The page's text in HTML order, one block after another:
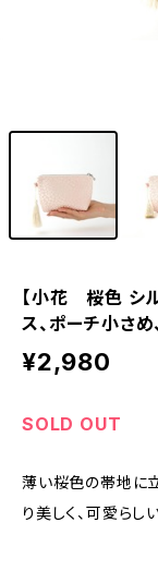
【小花 桜色 シ
ス、ポーチ小さめ
¥2,980
SOLD OUT
薄い桜色の帯地に
り美しく、可愛らし